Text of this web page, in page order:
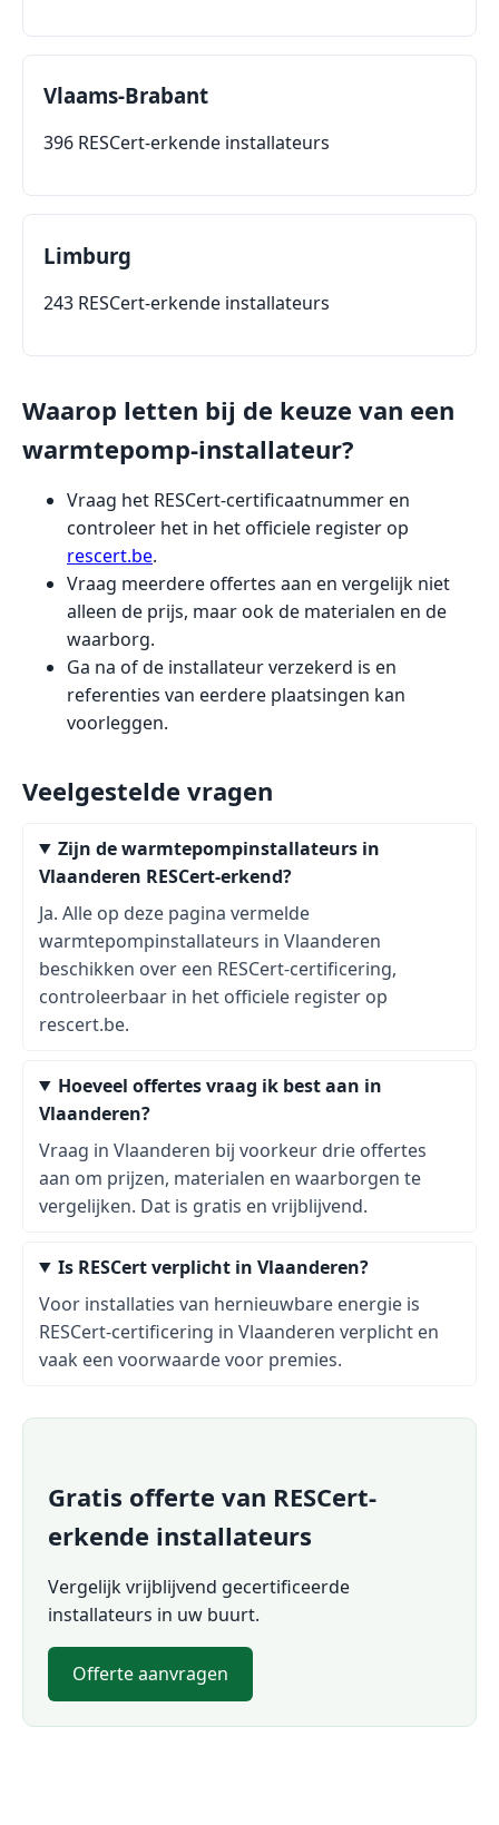
Vlaams-Brabant
396 RESCert-erkende installateurs
Limburg
243 RESCert-erkende installateurs
Waarop letten bij de keuze van een
warmtepomp-installateur?
Vraag het RESCert-certificaatnummer en
controleer het in het officiele register op
rescert.be.
Vraag meerdere offertes aan en vergelijk niet
alleen de prijs, maar ook de materialen en de
waarborg.
Ga na of de installateur verzekerd is en
referenties van eerdere plaatsingen kan
voorleggen.
Veelgestelde vragen
Zijn de warmtepompinstallateurs in
Vlaanderen RESCert-erkend?
Ja. Alle op deze pagina vermelde
warmtepompinstallateurs in Vlaanderen
beschikken over een RESCert-certificering,
controleerbaar in het officiele register op
rescert.be.
Hoeveel offertes vraag ik best aan in
Vlaanderen?
Vraag in Vlaanderen bij voorkeur drie offertes
aan om prijzen, materialen en waarborgen te
vergelijken. Dat is gratis en vrijblijvend.
Is RESCert verplicht in Vlaanderen?
Voor installaties van hernieuwbare energie is
RESCert-certificering in Vlaanderen verplicht en
vaak een voorwaarde voor premies.
Gratis offerte van RESCert-
erkende installateurs
Vergelijk vrijblijvend gecertificeerde
installateurs in uw buurt.
Offerte aanvragen